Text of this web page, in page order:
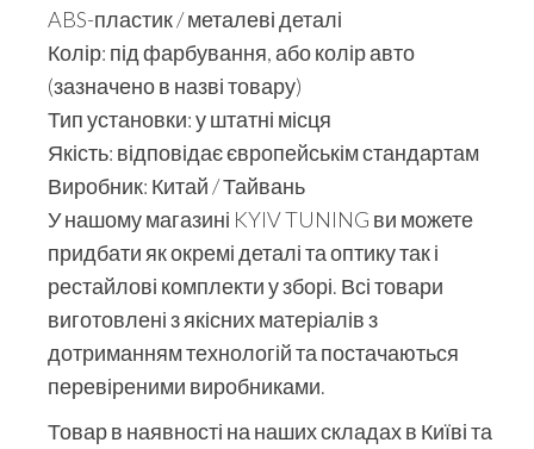
ABS-пластик / металеві деталі
Колір: під фарбування, або колір авто
(зазначено в назві товару)
Тип установки: у штатні місця
Якість: відповідає європейськім стандартам
Виробник: Китай / Тайвань
У нашому магазині KYIV TUNING ви можете
придбати як окремі деталі та оптику так і
рестайлові комплекти у зборі. Всі товари
виготовлені з якісних матеріалів з
дотриманням технологій та постачаються
перевіреними виробниками.
Товар в наявності на наших складах в Київі та